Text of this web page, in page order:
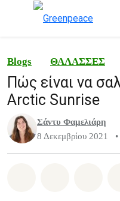
Blogs ΘΑΛΑΣΣΕΣ
Πώς είναι να
Arctic Sunrise
Σάντυ Φαμελιάρη
8 Δεκεμβρίου 2021
•